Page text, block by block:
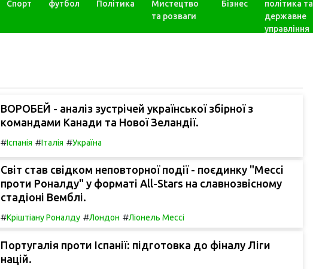
Спорт футбол Політика
Мистецтво
та розваги
Бізнес
політика та
державне
управління
ВОРОБЕЙ - аналіз зустрічей української збірної з
командами Канади та Нової Зеландії.
#Іспанія #Італія #Україна
Світ став свідком неповторної події - поєдинку "Мессі
проти Роналду" у форматі All-Stars на славнозвісному
стадіоні Вемблі.
#Кріштіану Роналду #Лондон #Ліонель Мессі
Португалія проти Іспанії: підготовка до фіналу Ліги
націй.